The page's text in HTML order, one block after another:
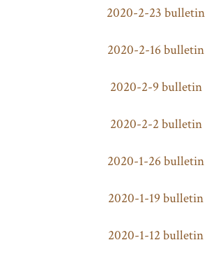
2020-2-23 bulletin
2020-2-16 bulletin
2020-2-9 bulletin
2020-2-2 bulletin
2020-1-26 bulletin
2020-1-19 bulletin
2020-1-12 bulletin